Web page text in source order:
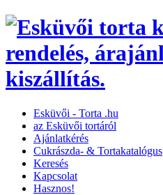
Esküvői­­ -­ Torta­ .hu
az Esküvői tortáról
Ajánlatkérés
Cukrászda- & Tortakatalógus
Keresés
Kapcsolat
Hasznos!